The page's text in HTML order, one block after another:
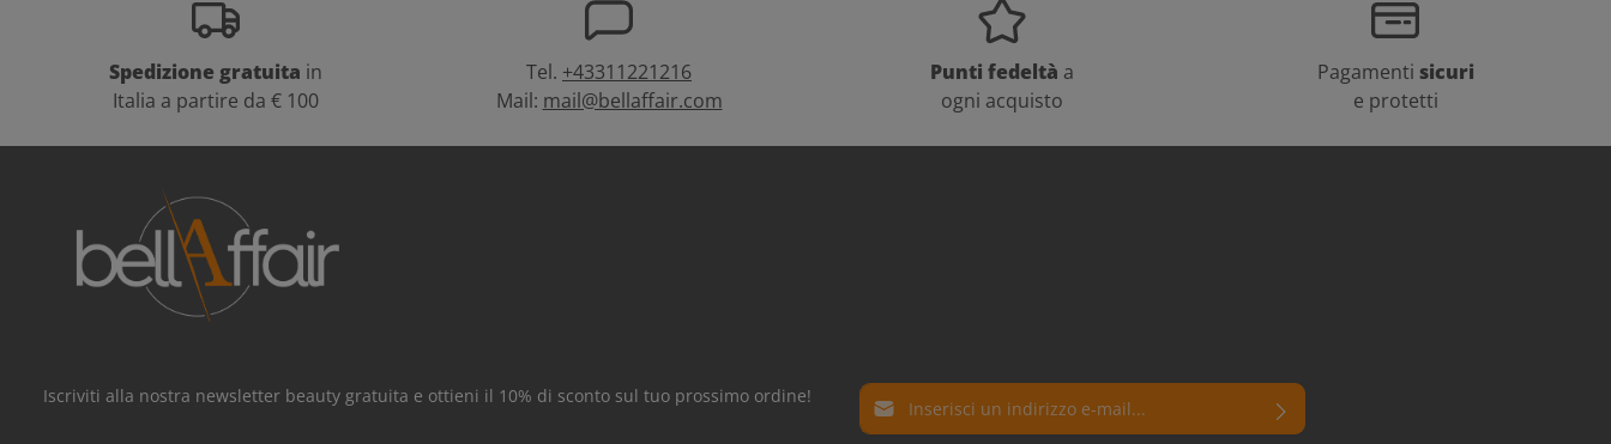
Spedizione gratuita in
Italia a partire da € 100
Tel. +43311221216
Mail: mail@bellaffair.com
Punti fedeltà a
ogni acquisto
Pagamenti sicuri
e protetti
Iscriviti alla nostra newsletter beauty gratuita e ottieni il 10% di sconto sul tuo prossimo ordine! Indirizzo e-mail*